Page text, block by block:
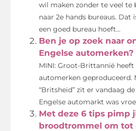
wil maken zonder te veel te
naar 2e hands bureaus. Dat
een goed bureau hoeft...
Ben je op zoek naar
Engelse automerken?
MINI: Groot-Brittannië
automerken geproduceerd.
“Britsheid” zit er vandaag
Engelse automarkt was
Met deze 6 tips pimp
broodtrommel om tot